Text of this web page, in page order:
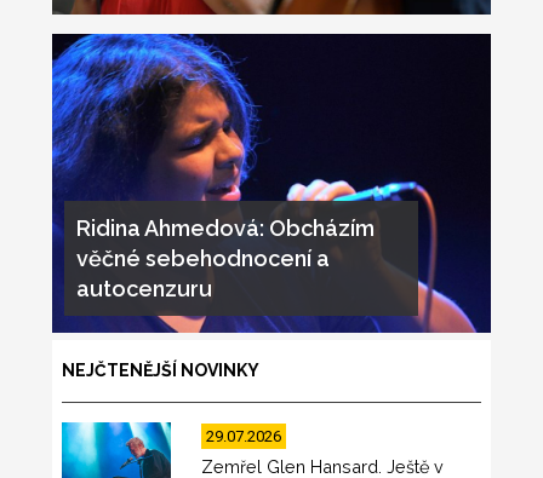
Ridina Ahmedová: Obcházím
věčné sebehodnocení a
autocenzuru
NEJČTENĚJŠÍ NOVINKY
29.07.2026
Zemřel Glen Hansard. Ještě v